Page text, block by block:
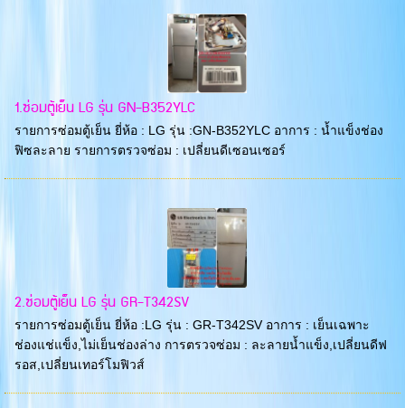
1.ซ่อมตู้เย็น LG รุ่น GN-B352YLC
รายการซ่อมตู้เย็น ยี่ห้อ : LG รุ่น :GN-B352YLC อาการ : น้ำแข็งช่อง
ฟิซละลาย รายการตรวจซ่อม : เปลี่ยนดีเซอนเซอร์
2.ซ่อมตู้เย็น LG รุ่น GR-T342SV
รายการซ่อมตู้เย็น ยี่ห้อ :LG รุ่น : GR-T342SV อาการ : เย็นเฉพาะ
ช่องแช่แข็ง,ไม่เย็นช่องล่าง การตรวจซ่อม : ละลายน้ำแข็ง,เปลี่ยนดีฟ
รอส,เปลี่ยนเทอร์โมฟิวส์